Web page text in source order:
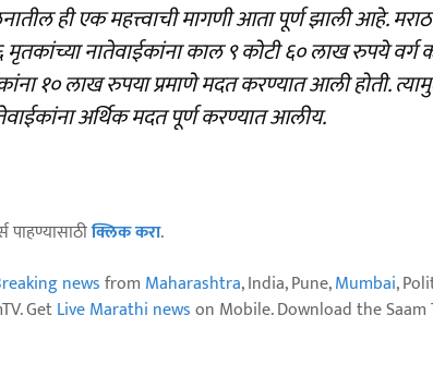
ही एक महत्त्वाची मागणी आता पूर्ण झाली आहे.
मृतकांच्या नातेवाईकांना काल ९ कोटी ६० लाख रुपये
१० लाख रुपया प्रमाणे मदत करण्यात आली होती.
अर्थिक मदत पूर्ण करण्यात आलीय.
पाहण्यासाठीक्लिक करा.
newsfrom Maharashtra, India, Pune,Mumbai,
GetLive Marathi newson Mobile. Download the Saam